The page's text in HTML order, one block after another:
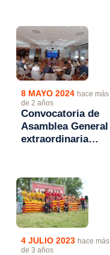
8 MAYO 2024 hace más
de 2 años
Convocatoria de
Asamblea General
extraordinaria
4 JULIO 2023 hace más
de 3 años